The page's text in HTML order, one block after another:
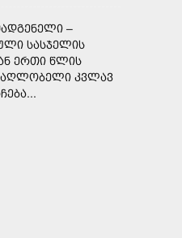
–
ᲡᲐᲡᲯᲔᲚᲘᲡ
ᲔᲠᲗᲘ ᲬᲚᲘᲡ
ᲙᲕᲚᲐᲕ